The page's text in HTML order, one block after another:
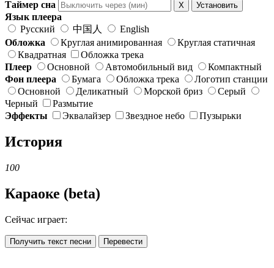
Таймер сна X Установить
Язык плеера
Русский
中国人
English
Обложка
Круглая анимированная
Круглая статичная
Квадратная
Обложка трека
Плеер
Основной Автомобильный вид
Компактный
Фон плеера
Бумага Обложка трека
Логотип станции
Основной
Деликатный Морской бриз
Серый
Черный
Размытие
Эффекты
Эквалайзер Звездное небо Пузырьки
История
100
Караоке (beta)
Сейчас играет:
Получить текст песни Перевести